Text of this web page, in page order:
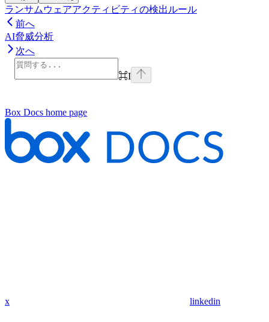
ランサムウェアアクティビティの検出ルール
前へ
AI脅威分析
次へ
⌘I
Box Docs home page
x linkedin